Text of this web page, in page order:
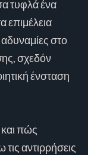
τυφλά ένα
επιμέλεια
στο
σχεδόν
ένσταση
πώς
αντιρρήσεις